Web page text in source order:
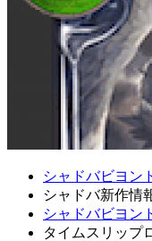
シャドバビヨン
シャドバ新作情
シャドバビヨン
タイムスリップ